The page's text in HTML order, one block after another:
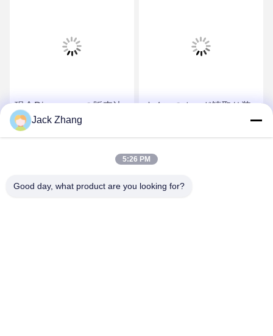
現金Dispensserの販売法
の切符への切符の販売の
キオスクなしの9.7インチ
小型支払のキオスクのと
最もよい価格を得なさい
すくいのカード読取り装
置の自己の命令のキオス
クは、13.3インチの自己
ックインします
最もよい価格を得なさい
Jack Zhang
5:26 PM
Good day, what product are you looking for?